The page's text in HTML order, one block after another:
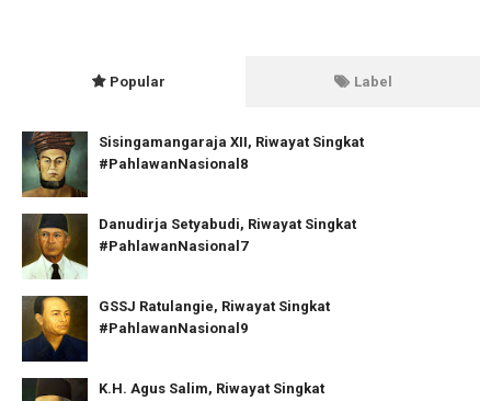
Popular Label
Sisingamangaraja XII, Riwayat Singkat
#PahlawanNasional8
Danudirja Setyabudi, Riwayat Singkat
#PahlawanNasional7
GSSJ Ratulangie, Riwayat Singkat
#PahlawanNasional9
K.H. Agus Salim, Riwayat Singkat